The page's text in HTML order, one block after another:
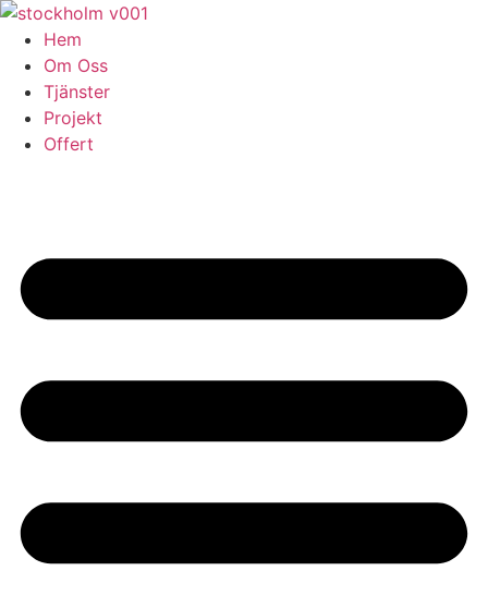
Skip
content
Hem
Om Oss
Tjänster
Projekt
Offert